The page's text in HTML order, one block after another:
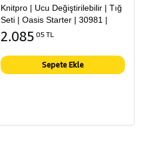
Knitpro | Ucu Değiştirilebilir | Tığ
Seti | Oasis Starter | 30981 |
2.085 05 TL
Sepete Ekle